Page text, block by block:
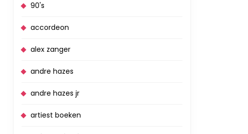
90's
accordeon
alex zanger
andre hazes
andre hazes jr
artiest boeken